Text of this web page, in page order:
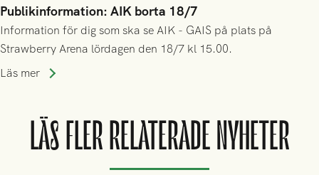
Publikinformation: AIK borta 18/7
Information för dig som ska se AIK - GAIS på plats på
Strawberry Arena lördagen den 18/7 kl 15.00.
Läs mer
LÄS FLER RELATERADE NYHETER